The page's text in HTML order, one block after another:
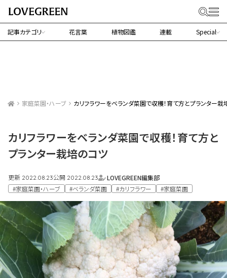
記事カテゴリ 花言葉 植物図鑑 連載 Special
家庭菜園・ハーブ カリフラワーをベランダ菜園で収穫！育て方とプランター栽
カリフラワーをベランダ菜園で収穫！育て方と
プランター栽培のコツ
更新 2022.08.23公開 2022.08.23
LOVEGREEN編集部
#家庭菜園・ハーブ
#ベランダ菜園 #カリフラワー #家庭菜園